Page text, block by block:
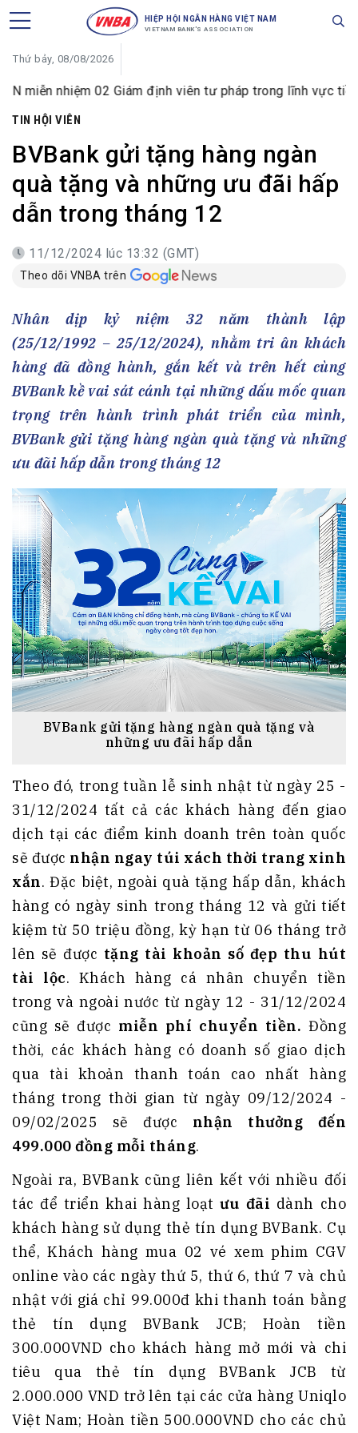
HIỆP HỘI NGÂN HÀNG VIỆT NAM
VIETNAM BANK'S ASSOCIATION
Thứ bảy, 08/08/2026
02 Giám định viên tư pháp trong lĩnh vực tiền tệ và
TIN HỘI VIÊN
BVBank gửi tặng hàng ngàn
quà tặng và những ưu đãi hấp
dẫn trong tháng 12
11/12/2024 lúc 13:32 (GMT)
Theo dõi VNBA trên
Nhân dịp kỷ niệm 32 năm thành lập
(25/12/1992 – 25/12/2024), nhằm tri ân khách
hàng đã đồng hành, gắn kết và trên hết cùng
BVBank kề vai sát cánh tại những dấu mốc quan
trọng trên hành trình phát triển của mình,
BVBank gửi tặng hàng ngàn quà tặng và những
ưu đãi hấp dẫn trong tháng 12
BVBank gửi tặng hàng ngàn quà tặng và
những ưu đãi hấp dẫn
Theo đó, trong tuần lễ sinh nhật từ ngày 25 -
31/12/2024 tất cả các khách hàng đến giao
dịch tại các điểm kinh doanh trên toàn quốc
sẽ được nhận ngay túi xách thời trang xinh
xắn. Đặc biệt, ngoài quà tặng hấp dẫn, khách
hàng có ngày sinh trong tháng 12 và gửi tiết
kiệm từ 50 triệu đồng, kỳ hạn từ 06 tháng trở
lên sẽ được tặng tài khoản số đẹp thu hút
tài lộc. Khách hàng cá nhân chuyển tiền
trong và ngoài nước từ ngày 12 - 31/12/2024
cũng sẽ được miễn phí chuyển tiền.Đồng
thời, các khách hàng có doanh số giao dịch
qua tài khoản thanh toán cao nhất hàng
tháng trong thời gian từ ngày 09/12/2024 -
09/02/2025 sẽ được nhận thưởng đến
499.000 đồng mỗi tháng.
Ngoài ra, BVBank cũng liên kết với nhiều đối
tác để triển khai hàng loạtưu đãi dành cho
khách hàng sử dụng thẻ tín dụng BVBank. Cụ
thể, Khách hàng mua 02 vé xem phim CGV
online vào các ngày thứ 5, thứ 6, thứ 7 và chủ
nhật với giá chỉ 99.000đ khi thanh toán bằng
thẻ tín dụng BVBank JCB; Hoàn tiền
300.000VND cho khách hàng mở mới và chi
tiêu qua thẻ tín dụng BVBank JCB từ
2.000.000 VND trở lên tại các cửa hàng Uniqlo
Việt Nam; Hoàn tiền 500.000VND cho các chủ